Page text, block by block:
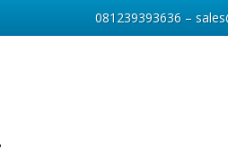
081239393636 –